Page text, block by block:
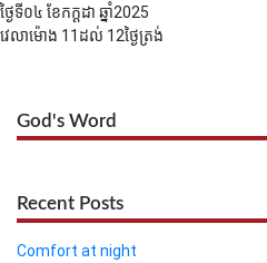
ថ្ងៃទី០៤ ខែកក្ដដា ឆ្នាំ2025
វេលាម៉ោង 11ដល់ 12ថ្ងៃត្រង់
God's Word
Recent Posts
Comfort at night